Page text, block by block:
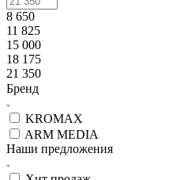
8 650
11 825
15 000
18 175
21 350
Бренд
KROMAX
ARM MEDIA
Наши предложения